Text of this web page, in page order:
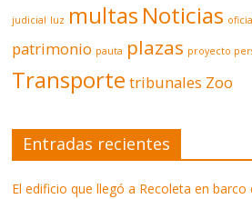
judicial luz multas Noticias
patrimonio pauta plazas proyecto
Transporte tribunales Zoo
Entradas recientes
El edificio que llegó a Recoleta en barco